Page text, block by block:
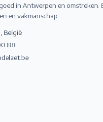
in Antwerpen en omstreken.
en vakmanschap.
België
88